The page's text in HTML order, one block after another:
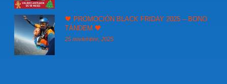
🖤 PROMOCIÓN BLACK FRIDAY 2025 – BONO
TÁNDEM 🖤
25 noviembre, 2025